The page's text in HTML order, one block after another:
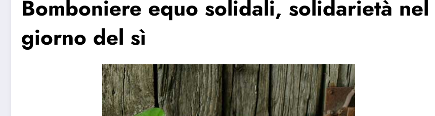
Bomboniere equo solidali, solidarietà nel
giorno del sì